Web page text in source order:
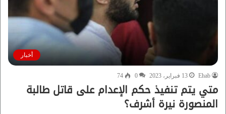
أخبار
Ehab 13 فبراير، 2023 0
74
متي يتم تنفيذ حكم الإعدام على قاتل طالبة
المنصورة نيرة أشرف؟